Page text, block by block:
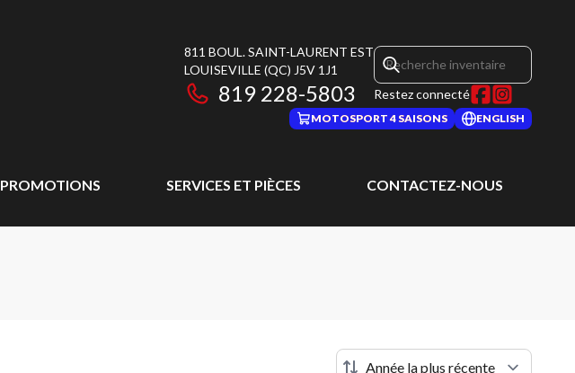
811 BOUL. SAINT-LAURENT EST
LOUISEVILLE (QC) J5V 1J1
819 228-5803 Restez connecté
MOTOSPORT 4 SAISONS ENGLISH
PROMOTIONS SERVICES ET PIÈCES CONTACTEZ-NOUS